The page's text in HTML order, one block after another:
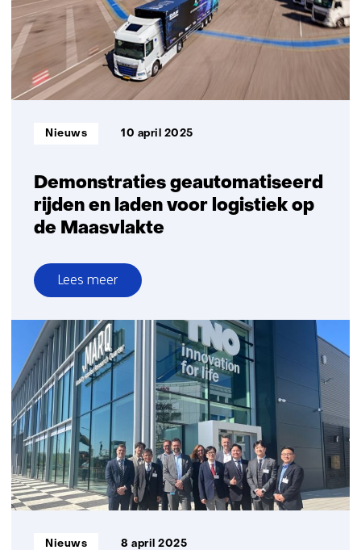
voor
geautomatiseerd
vervoer
Demonstraties geautomatiseerd
rijden en laden voor logistiek op
de Maasvlakte
Informatietype:
Nieuws 10 april 2025
Lees meer
over
Demonstraties
geautomatiseerd
rijden
en
laden
voor
logistiek
op
de
Maasvlakte
Informatietype:
Nieuws 8 april 2025